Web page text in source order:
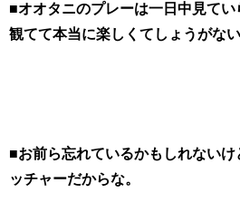
■オオタニのプレーは一日中見て
観てて本当に楽しくてしょうがない
■お前ら忘れているかもしれない
ッチャーだからな。